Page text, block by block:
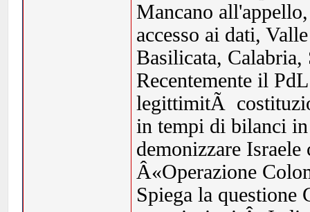
Mancano
accesso ai dati,
Basilicata,
Recentemente il
legittimitÃ
in tempi di bilanci in
demonizzare
Â«Operazione
Spiega la questione